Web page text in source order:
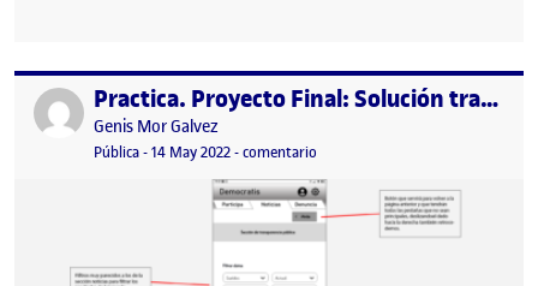
Publicado por Practica. Proyecto Final: Solución transversal híbrida a la problemática presentada (II)
Publicado por
Genis Mor Galvez
Visibilidad:
Pública-Fecha de publicación
14 May 2022-comentario